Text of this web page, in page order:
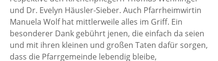
und Dr. Evelyn Häusler-Sieber. Auch Pfarrheimwirtin
Manuela Wolf hat mittlerweile alles im Griff. Ein
besonderer Dank gebührt jenen, die einfach da seien
und mit ihren kleinen und großen Taten dafür sorgen,
dass die Pfarrgemeinde lebendig bleibe,